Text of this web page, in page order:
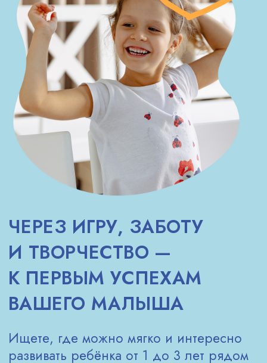
Через сенсорные игры для малышей —
с крупами, пуговицами, тканями, губками
и бусинами — ребёнок учится различать
форму, фактуру, размер, осваивает причинно-
следственные связи.
Перебираем, нанизываем,
ощупываем
Учимся быть с другими
МАЛЫШ СПОКОЕН
следовать простым правилам. Это первый шаг
к социальной адаптации, который дается легко
В процессе музыкальных и речевых игр малыш
впитывает новые слова, развивает слух
и интонацию, пробует ролевое поведение.
Слушаем, поём, играем в сказки